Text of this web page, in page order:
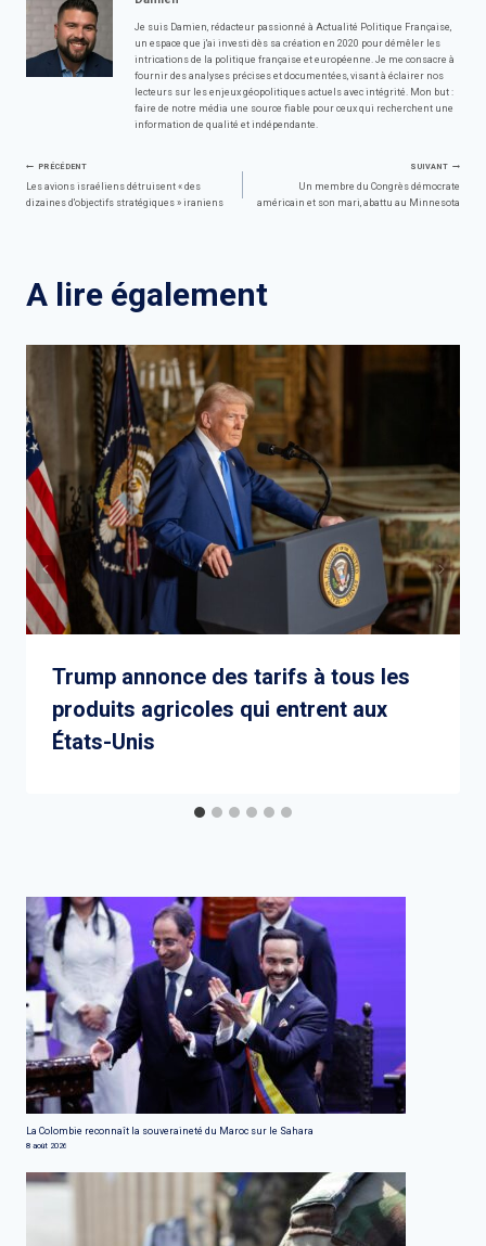
Je suis Damien, rédacteur passionné à Actualité Politique Française,
un espace que j'ai investi dès sa création en 2020 pour démêler les
intrications de la politique française et européenne. Je me consacre à
fournir des analyses précises et documentées, visant à éclairer nos
lecteurs sur les enjeux géopolitiques actuels avec intégrité. Mon but :
faire de notre média une source fiable pour ceux qui recherchent une
information de qualité et indépendante.
Navigation
PRÉCÉDENT
Les avions israéliens détruisent « des
dizaines d'objectifs stratégiques » iraniens
SUIVANT
Un membre du Congrès démocrate
américain et son mari, abattu au Minnesota
A lire également
Trump annonce des tarifs à tous les
produits agricoles qui entrent aux
États-Unis
La Colombie reconnaît la souveraineté du Maroc sur le Sahara
8 août 2026